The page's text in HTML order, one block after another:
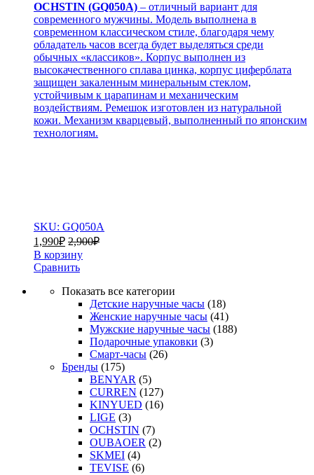
OCHSTIN (GQ050A) – отличный вариант для
современного мужчины. Модель выполнена в
современном классическом стиле, благодаря чему
обладатель часов всегда будет выделяться среди
обычных «классиков». Корпус выполнен из
высокачественного сплава цинка, корпус циферблата
защищен закаленным минеральным стеклом,
устойчивым к царапинам и механическим
воздействиям. Ремешок изготовлен из натуральной
кожи. Механизм кварцевый, выполненный по японским
технологиям.
SKU: GQ050A
1,990₽ 2,900₽
В корзину
Сравнить
Показать все категории
Детские наручные часы (18)
Женские наручные часы (41)
Мужские наручные часы (188)
Подарочные упаковки (3)
Смарт-часы (26)
Бренды (175)
BENYAR (5)
CURREN (127)
KINYUED (16)
LIGE (3)
OCHSTIN (7)
OUBAOER (2)
SKMEI (4)
TEVISE (6)